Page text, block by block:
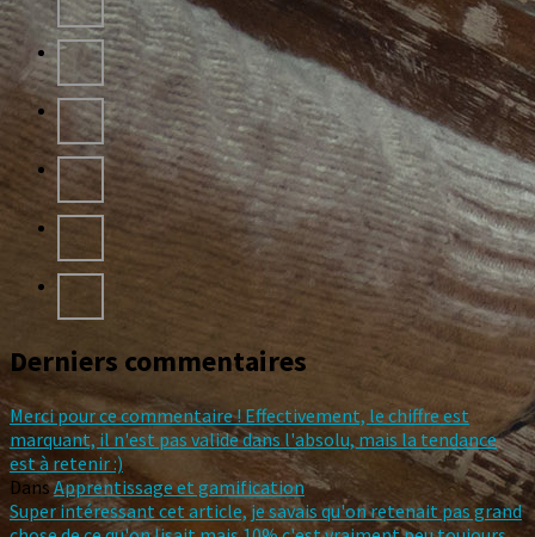
Derniers commentaires
Merci pour ce commentaire ! Effectivement, le chiffre est
marquant, il n'est pas valide dans l'absolu, mais la tendance
est à retenir :)
DansApprentissage et gamification
Super intéressant cet article, je savais qu'on retenait pas grand